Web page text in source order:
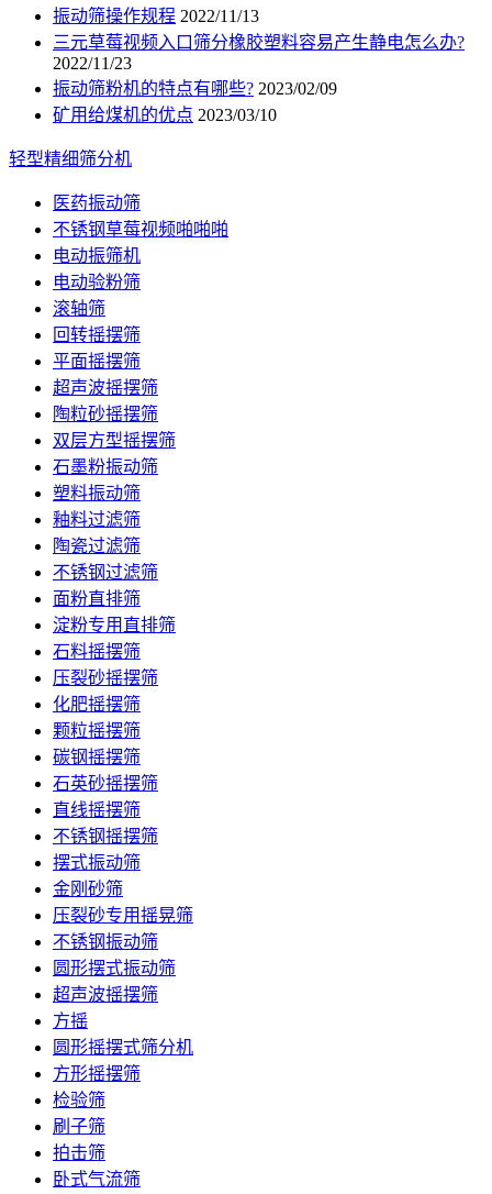
振动筛操作规程 2022/11/13
三元草莓视频入口筛分橡胶塑料容易产生静电怎么办?
2022/11/23
振动筛粉机的特点有哪些? 2023/02/09
矿用给煤机的优点 2023/03/10
轻型精细筛分机
医药振动筛
不锈钢草莓视频啪啪啪
电动振筛机
电动验粉筛
滚轴筛
回转摇摆筛
平面摇摆筛
超声波摇摆筛
陶粒砂摇摆筛
双层方型摇摆筛
石墨粉振动筛
塑料振动筛
釉料过滤筛
陶瓷过滤筛
不锈钢过滤筛
面粉直排筛
淀粉专用直排筛
石料摇摆筛
压裂砂摇摆筛
化肥摇摆筛
颗粒摇摆筛
碳钢摇摆筛
石英砂摇摆筛
直线摇摆筛
不锈钢摇摆筛
摆式振动筛
金刚砂筛
压裂砂专用摇晃筛
不锈钢振动筛
圆形摆式振动筛
超声波摇摆筛
方摇
圆形摇摆式筛分机
方形摇摆筛
检验筛
刷子筛
拍击筛
卧式气流筛